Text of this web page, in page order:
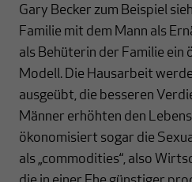
Gary Becker zum Beispiel
Familie mit dem Mann als
als Behüterin der Familie ein
Modell. Die Hausarbeit
ausgeübt, die besseren
Männer erhöhten den
ökonomisiert sogar die
als „commodities“, also